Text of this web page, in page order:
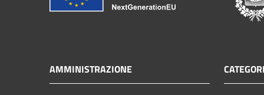
AMMINISTRAZIONE